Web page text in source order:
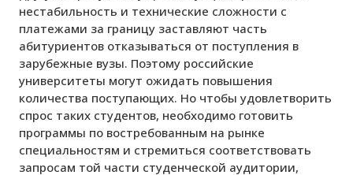
нестабильность и технические сложности с
платежами за границу заставляют часть
абитуриентов отказываться от поступления в
зарубежные вузы. Поэтому российские
университеты могут ожидать повышения
количества поступающих. Но чтобы удовлетворить
спрос таких студентов, необходимо готовить
программы по востребованным на рынке
специальностям и стремиться соответствовать
запросам той части студенческой аудитории,